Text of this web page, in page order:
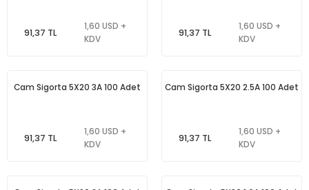
91,37 TL
1,60 USD +
KDV
91,37 TL
1,60 USD +
KDV
Cam Sigorta 5X20 3A 100 Adet
91,37 TL
1,60 USD +
KDV
Cam Sigorta 5X20 2.5A 100 Adet
91,37 TL
1,60 USD +
KDV